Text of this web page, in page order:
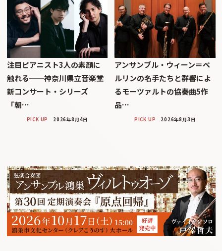
注目ピアニスト3人の素顔に
触れる──神奈川県立音楽堂
新コンサート・シリーズ
「朝…
PICK UP 2026年8月4日
アンサンブル・ウィーン＝ベ
ルリンの名手たちと群響によ
るモーツァルトの協奏曲5作
品…
PICK UP 2026年8月3日